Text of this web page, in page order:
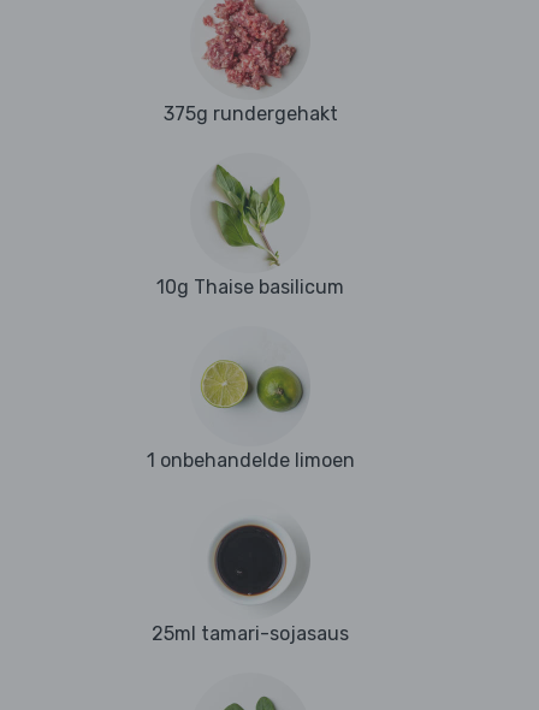
375g rundergehakt
10g Thaise basilicum
1 onbehandelde limoen
25ml tamari-sojasaus